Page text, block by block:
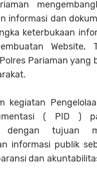
informasi dan
keterbukaan
Website,
Pariaman yang
kegiatan
( PID )
dengan tujuan
informasi publik
dan